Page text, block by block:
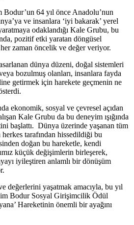
64 yıl önce Anadolu’nun
ve insanlara ‘iyi bakarak’ yerel
odaklandığı Kale Grubu, bu
pozitif etki yaratan döngüsel
zaman öncelik ve değer veriyor.
dünya düzeni, doğal sistemleri
bozulmuş olanları, insanlara fayda
getirmek için harekete geçmenin ne
ekonomik, sosyal ve çevresel açıdan
Kale Grubu da bu deneyim ışığında
başlattı. Dünya üzerinde yaşanan tüm
tarafından hissedildiği bu
doğan bu hareketle, kendi
küçük değişimlerin birleşerek,
iyileştiren anlamlı bir dönüşüm
değerlerini yaşatmak amacıyla, bu yıl
Bodur Sosyal Girişimcilik Ödül
Hareketinin önemli bir ayağını